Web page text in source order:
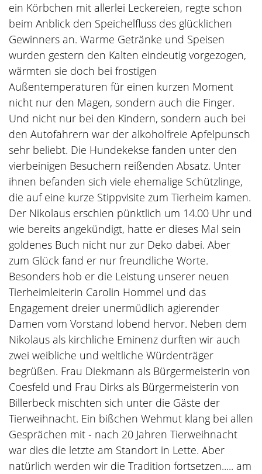
ein Körbchen mit allerlei Leckereien, regte schon
beim Anblick den Speichelfluss des glücklichen
Gewinners an. Warme Getränke und Speisen
wurden gestern den Kalten eindeutig vorgezogen,
wärmten sie doch bei frostigen
Außentemperaturen für einen kurzen Moment
nicht nur den Magen, sondern auch die Finger.
Und nicht nur bei den Kindern, sondern auch bei
den Autofahrern war der alkoholfreie Apfelpunsch
sehr beliebt. Die Hundekekse fanden unter den
vierbeinigen Besuchern reißenden Absatz. Unter
ihnen befanden sich viele ehemalige Schützlinge,
die auf eine kurze Stippvisite zum Tierheim kamen.
Der Nikolaus erschien pünktlich um 14.00 Uhr und
wie bereits angekündigt, hatte er dieses Mal sein
goldenes Buch nicht nur zur Deko dabei. Aber
zum Glück fand er nur freundliche Worte.
Besonders hob er die Leistung unserer neuen
Tierheimleiterin Carolin Hommel und das
Engagement dreier unermüdlich agierender
Damen vom Vorstand lobend hervor. Neben dem
Nikolaus als kirchliche Eminenz durften wir auch
zwei weibliche und weltliche Würdenträger
begrüßen. Frau Diekmann als Bürgermeisterin von
Coesfeld und Frau Dirks als Bürgermeisterin von
Billerbeck mischten sich unter die Gäste der
Tierweihnacht. Ein bißchen Wehmut klang bei allen
Gesprächen mit - nach 20 Jahren Tierweihnacht
war dies die letzte am Standort in Lette. Aber
natürlich werden wir die Tradition fortsetzen..... am